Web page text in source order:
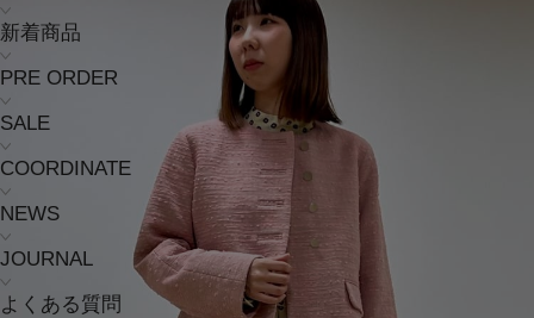
新着商品
PRE ORDER
SALE
COORDINATE
NEWS
JOURNAL
よくある質問